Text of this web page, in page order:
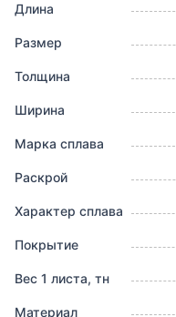
Длина
Размер
Толщина
Ширина
Марка сплава
Раскрой
Характер сплава
Покрытие
Вес 1 листа, тн
Материал